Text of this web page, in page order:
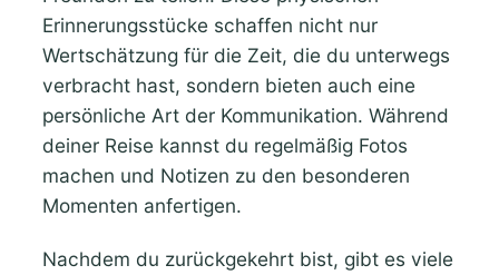
Erinnerungsstücke schaffen nicht nur
Wertschätzung für die Zeit, die du unterwegs
verbracht hast, sondern bieten auch eine
persönliche Art der Kommunikation. Während
deiner Reise kannst du regelmäßig Fotos
machen und Notizen zu den besonderen
Momenten anfertigen.
Nachdem du zurückgekehrt bist, gibt es viele